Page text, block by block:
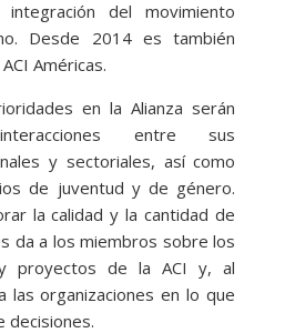
del movimiento
Desde 2014 es también
Américas.
en la Alianza serán
entre sus
y sectoriales, así como
de juventud y de género.
la calidad y la cantidad de
da a los miembros sobre los
proyectos de la ACI y, al
las organizaciones en lo que
decisiones.